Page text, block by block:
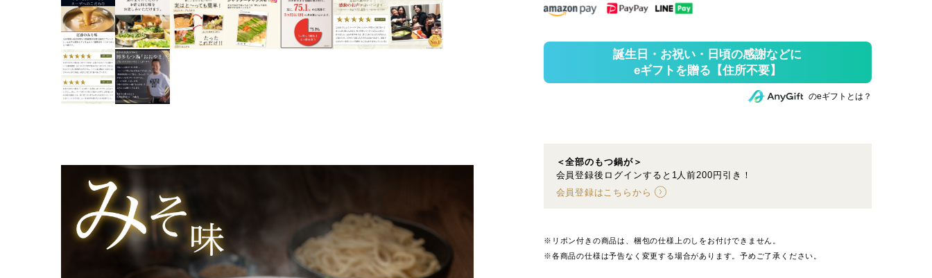
のeギフトとは？
＜全部のもつ鍋が＞
会員登録後ログインすると1人前200円引き！
会員登録はこちらから
※リボン付きの商品は、梱包の仕様上のしをお付けできません。
※各商品の仕様は予告なく変更する場合があります。予めご了承ください。